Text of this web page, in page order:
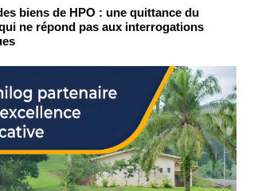
biens de HPO : une quittance du
ne répond pas aux interrogations